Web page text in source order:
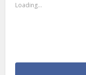
Loading...